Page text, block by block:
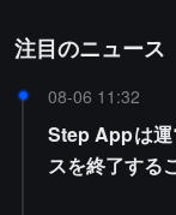
注目のニュース
08-06 11:32
Step Appは
スを終了する